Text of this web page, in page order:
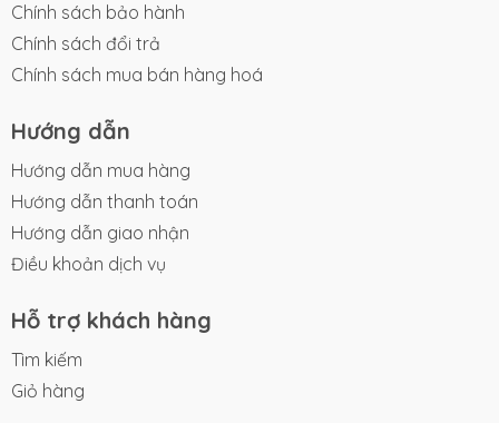
Chính sách bảo hành
Chính sách đổi trả
Chính sách mua bán hàng hoá
Hướng dẫn
Hướng dẫn mua hàng
Hướng dẫn thanh toán
Hướng dẫn giao nhận
Điều khoản dịch vụ
Hỗ trợ khách hàng
Tìm kiếm
Giỏ hàng